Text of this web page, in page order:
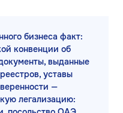
бизнеса факт:
конвенции об
выданные
уставы
—
легализацию: